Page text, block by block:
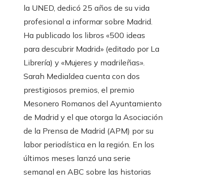
la UNED, dedicó 25 años de su vida
profesional a informar sobre Madrid.
Ha publicado los libros «500 ideas
para descubrir Madrid» (editado por La
Librería) y «Mujeres y madrileñas».
Sarah Medialdea cuenta con dos
prestigiosos premios, el premio
Mesonero Romanos del Ayuntamiento
de Madrid y el que otorga la Asociación
de la Prensa de Madrid (APM) por su
labor periodística en la región. En los
últimos meses lanzó una serie
semanal en ABC sobre las historias